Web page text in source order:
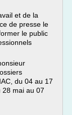
et de la
de presse le
le public
du 04 au 17
28 mai au 07